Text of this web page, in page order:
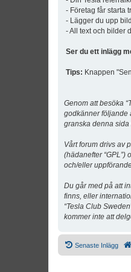
- Företag får starta
- Lägger du upp
- All text och bilder
Ser du ett inlägg
Tips: Knappen
Genom att besöka
godkänner följande
granska denna sida
Vårt forum drivs av
(hädanefter “GPL”)
och/eller
Du går med på att
finns, eller
“Tesla Club
kommer inte att
Senaste Inlägg